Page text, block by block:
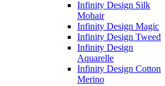
Infinity Design Silk
Mohair
Infinity Design Magic
Infinity Design Tweed
Infinity Design
Aquarelle
Infinity Design Cotton
Merino